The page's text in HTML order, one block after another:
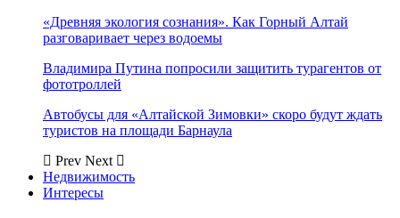
«Древняя экология сознания». Как Горный Алтай
разговаривает через водоемы
Владимира Путина попросили защитить турагентов от
фототроллей
Автобусы для «Алтайской Зимовки» скоро будут ждать
туристов на площади Барнаула
Prev Next
Недвижимость
Интересы